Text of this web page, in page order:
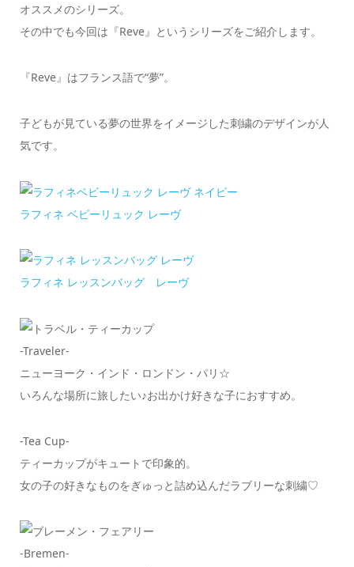
オススメのシリーズ。
その中でも今回は『Reve』というシリーズをご紹介します。
『Reve』はフランス語で“夢”。
子どもが見ている夢の世界をイメージした刺繍のデザインが人
気です。
ラフィネ ベビーリュック レーヴ
ラフィネ レッスンバッグ レーヴ
-Traveler-
ニューヨーク・インド・ロンドン・パリ☆
いろんな場所に旅したい♪お出かけ好きな子におすすめ。
-Tea Cup-
ティーカップがキュートで印象的。
女の子の好きなものをぎゅっと詰め込んだラブリーな刺繍♡
-Bremen-